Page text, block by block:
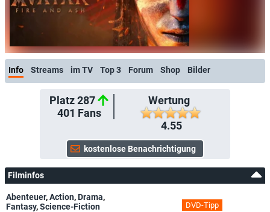
Info Streams im TV Top 3 Forum Shop Bilder
Platz 287
401 Fans
Wertung
4.55
Filminfos
DVD-Tipp
Abenteuer,Action,Drama,
Fantasy,Science-Fiction